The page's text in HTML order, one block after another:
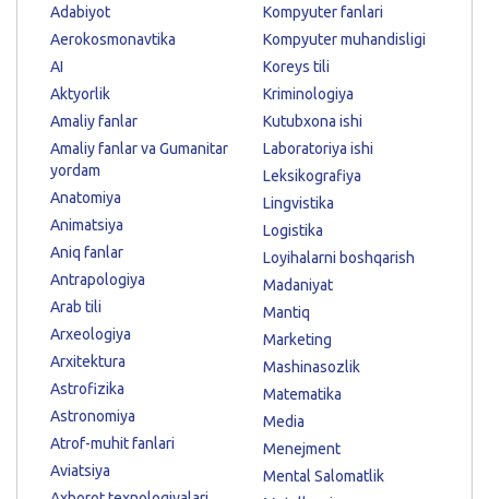
Adabiyot
Aerokosmonavtika
AI
Aktyorlik
Amaliy fanlar
Amaliy fanlar va Gumanitar
yordam
Anatomiya
Animatsiya
Aniq fanlar
Antrapologiya
Arab tili
Arxeologiya
Arxitektura
Astrofizika
Astronomiya
Atrof-muhit fanlari
Aviatsiya
Kompyuter fanlari
Kompyuter muhandisligi
Koreys tili
Kriminologiya
Kutubxona ishi
Laboratoriya ishi
Leksikografiya
Lingvistika
Logistika
Loyihalarni boshqarish
Madaniyat
Mantiq
Marketing
Mashinasozlik
Matematika
Media
Menejment
Mental Salomatlik